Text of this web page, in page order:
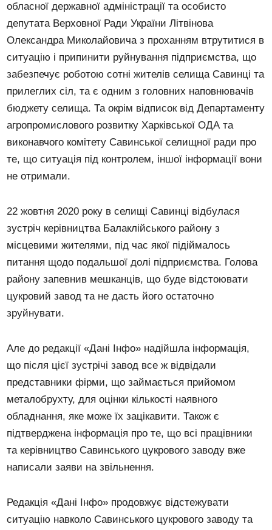
обласної державної адміністрації та особисто
депутата Верховної Ради України Літвінова
Олександра Миколайовича з проханням втрутитися в
ситуацію і припинити руйнування підприємства, що
забезпечує роботою сотні жителів селища Савинці та
прилеглих сіл, та є одним з головних наповнювачів
бюджету селища. Та окрім відписок від Департаменту
агропромислового розвитку Харківської ОДА та
виконавчого комітету Савинської селищної ради про
те, що ситуація під контролем, іншої інформації вони
не отримали.
22 жовтня 2020 року в селищі Савинці відбулася
зустріч керівництва Балаклійського району з
місцевими жителями, під час якої підіймалось
питання щодо подальшої долі підприємства. Голова
району запевнив мешканців, що буде відстоювати
цукровий завод та не дасть його остаточно
зруйнувати.
Але до редакції «Дані Інфо» надійшла інформація,
що після цієї зустрічі завод все ж відвідали
представники фірми, що займається прийомом
металобрухту, для оцінки кількості наявного
обладнання, яке може їх зацікавити. Також є
підтверджена інформація про те, що всі працівники
та керівництво Савинського цукрового заводу вже
написали заяви на звільнення.
Редакція «Дані Інфо» продовжує відстежувати
ситуацію навколо Савинського цукрового заводу та